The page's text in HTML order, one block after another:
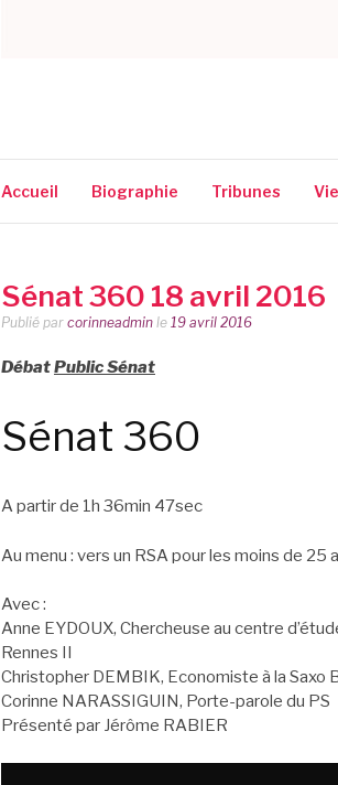
Accueil Biographie Tribunes
Sénat 360 18 avril 2016
Publié par corinneadmin le 19 avril 2016
DébatPublic Sénat
Sénat 360
A partir de 1h 36min 47sec
Au menu : vers un RSA pour les moins de 25
Avec :
Anne EYDOUX, Chercheuse au centre
Rennes II
Christopher DEMBIK, Economiste à la Saxo
Corinne NARASSIGUIN, Porte-parole du PS
Présenté par Jérôme RABIER